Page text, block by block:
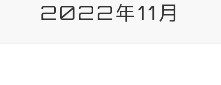
2022年11月